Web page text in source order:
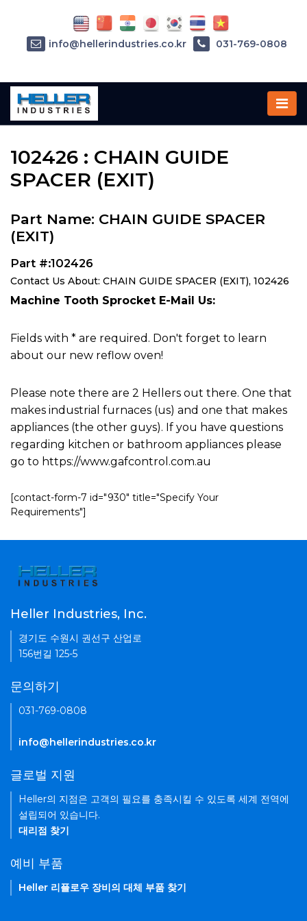
Home»Parts»102426
102426 : CHAIN GUIDE
SPACER (EXIT)
Part Name: CHAIN GUIDE SPACER
(EXIT)
Part #:102426
Contact Us About: CHAIN GUIDE SPACER (EXIT), 102426
Machine Tooth Sprocket E-Mail Us:
Fields with * are required. Don't forget to learn
about our new reflow oven!
Please note there are 2 Hellers out there. One that
makes industrial furnaces (us) and one that makes
appliances (the other guys). If you have questions
regarding kitchen or bathroom appliances please
go to https://www.gafcontrol.com.au
[contact-form-7 id="930" title="Specify Your
Requirements"]
info@hellerindustries.co.kr 031-769-0808
Heller Industries, Inc.
경기도 수원시 권선구 산업로
156번길 125-5
문의하기
031-769-0808
info@hellerindustries.co.kr
글로벌 지원
Heller의 지점은 고객의 필요를 충족시킬 수 있도록 세계 전역에
설립되어 있습니다.
대리점 찾기
예비 부품
Heller 리플로우 장비의 대체 부품 찾기